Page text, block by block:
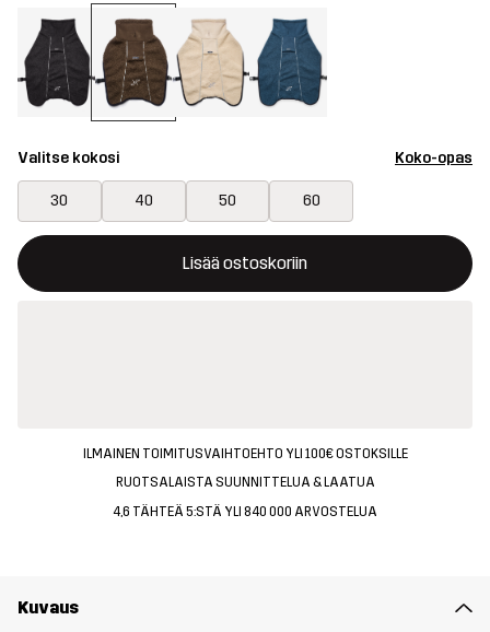
Valitse kokosi Koko-opas
30 40 50 60
Lisää ostoskoriin
Tämä painike avaa ikkunan, joka vahvistaa uuden tuotteen
{{size}} ei saatavilla
ILMAINEN TOIMITUSVAIHTOEHTO YLI 100€ OSTOKSILLE
RUOTSALAISTA SUUNNITTELUA & LAATUA
4,6 TÄHTEÄ 5:STÄ YLI 840 000 ARVOSTELUA
Kuvaus